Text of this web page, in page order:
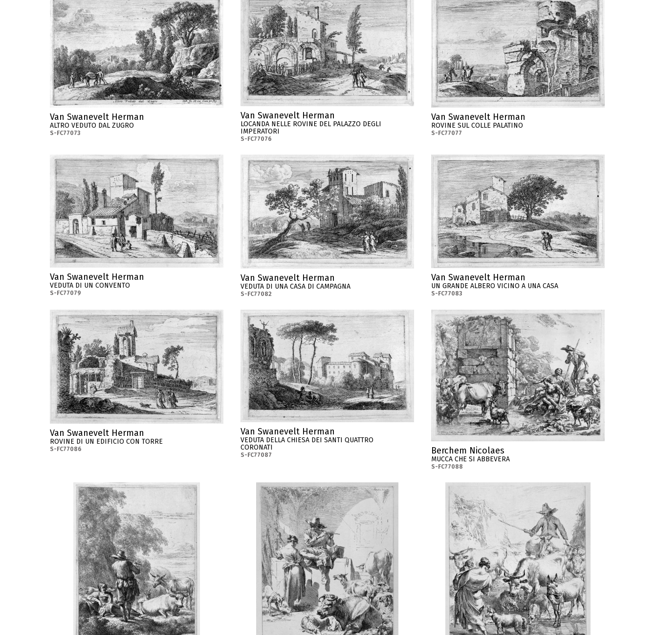
Van Swanevelt Herman
ALTRO VEDUTO DAL ZUGRO
S-FC77073
Van Swanevelt Herman
LOCANDA NELLE ROVINE DEL PALAZZO DEGLI
IMPERATORI
S-FC77076
Van Swanevelt Herman
ROVINE SUL COLLE PALATINO
S-FC77077
Van Swanevelt Herman
VEDUTA DI UN CONVENTO
S-FC77079
Van Swanevelt Herman
VEDUTA DI UNA CASA DI CAMPAGNA
S-FC77082
Van Swanevelt Herman
UN GRANDE ALBERO VICINO A UNA CASA
S-FC77083
Van Swanevelt Herman
ROVINE DI UN EDIFICIO CON TORRE
S-FC77086
Van Swanevelt Herman
VEDUTA DELLA CHIESA DEI SANTI QUATTRO
CORONATI
S-FC77087 Berchem Nicolaes
MUCCA CHE SI ABBEVERA
S-FC77088